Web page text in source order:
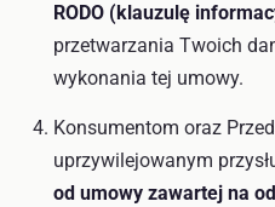
RODO (klauzulę
przetwarzania Twoich
wykonania tej umowy.
Konsumentom oraz
uprzywilejowanym
od umowy zawartej na